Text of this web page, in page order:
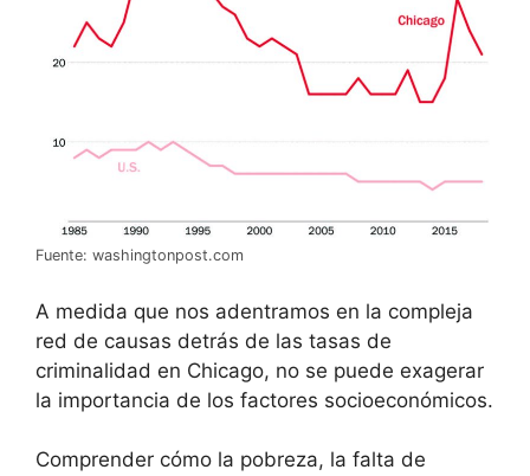
Fuente: washingtonpost.com
A medida que nos adentramos en la compleja
red de causas detrás de las tasas de
criminalidad en Chicago, no se puede exagerar
la importancia de los factores socioeconómicos.
Comprender cómo la pobreza, la falta de